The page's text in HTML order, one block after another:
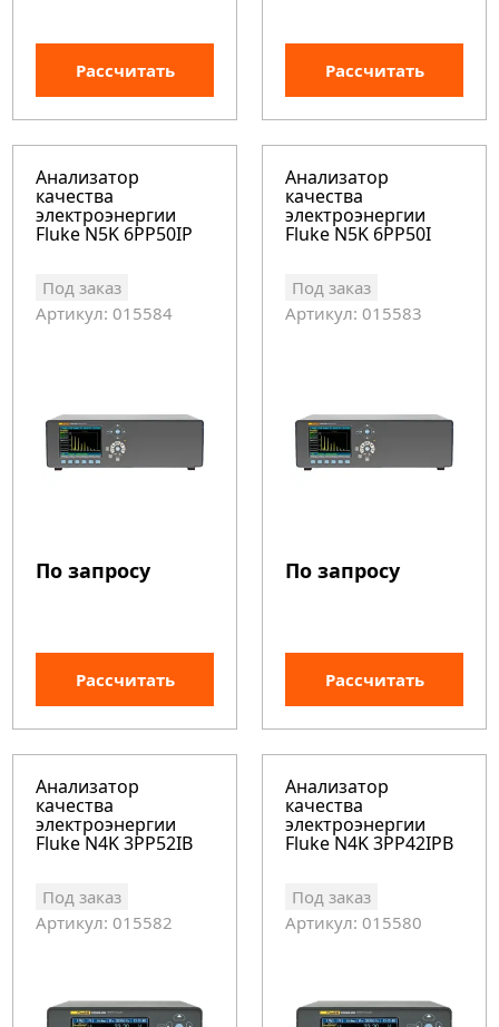
Рассчитать Рассчитать
Анализатор
качества
электроэнергии
Fluke N5K 6PP50IP
Под заказ
Артикул: 015584
По запросу
Рассчитать
Анализатор
качества
электроэнергии
Fluke N5K 6PP50I
Под заказ
Артикул: 015583
По запросу
Рассчитать
Анализатор
качества
электроэнергии
Fluke N4K 3PP52IB
Под заказ
Артикул: 015582
Анализатор
качества
электроэнергии
Fluke N4K 3PP42IPB
Под заказ
Артикул: 015580